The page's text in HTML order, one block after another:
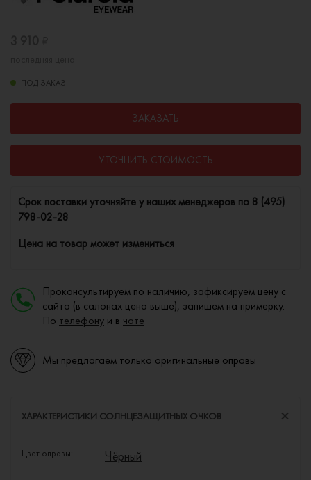
ПОД ЗАКАЗ
ЗАКАЗАТЬ
УТОЧНИТЬ СТОИМОСТЬ
Cрок поставки уточняйте у наших менеджеров по 8 (495)
798-02-28
Цена на товар может измениться
Проконсультируем по наличию, зафиксируем цену с
сайта (в салонах цена выше), запишем на примерку.
По телефону и в чате
Мы предлагаем только оригинальные оправы
ХАРАКТЕРИСТИКИ СОЛНЦЕЗАЩИТНЫХ ОЧКОВ
Цвет оправы: Чёрный